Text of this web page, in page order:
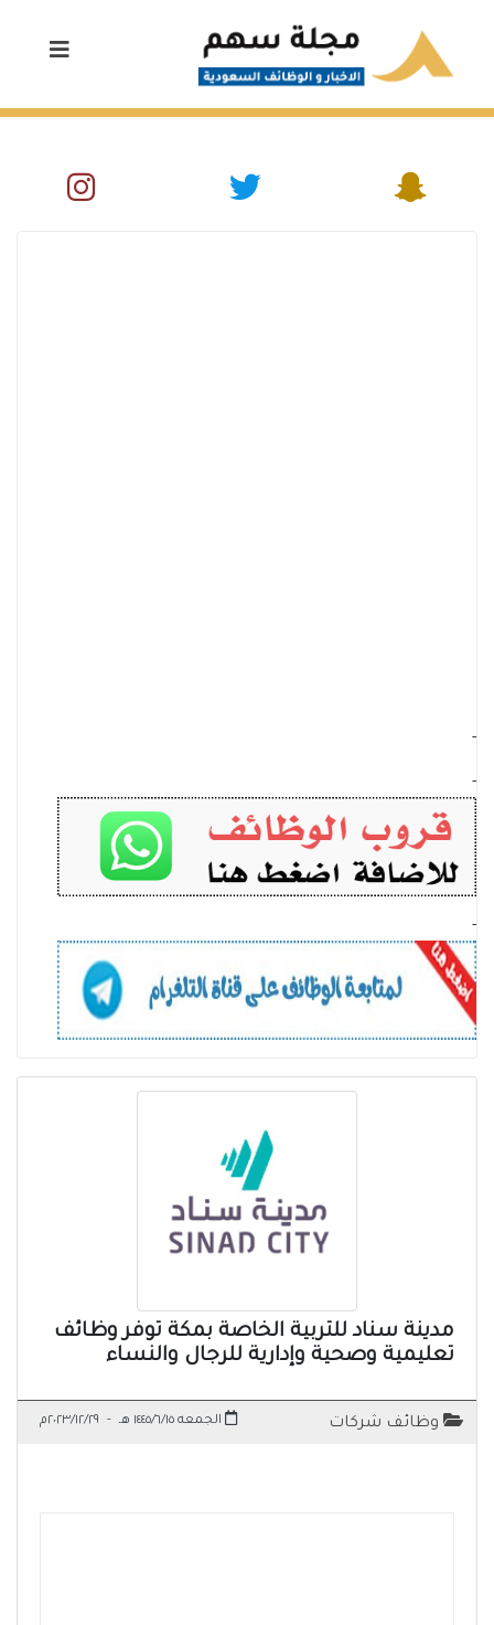
-
-
-
مدينة سناد للتربية الخاصة بمكة توفر وظائف
تعليمية وصحية وإدارية للرجال والنساء
وظائف شركات الجمعه ١٤٤٥/٦/١٥ هـ - ٢٠٢٣/١٢/٢٩م